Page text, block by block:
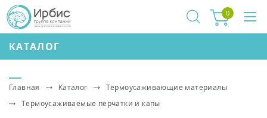
КАТАЛОГ
0
Главная Каталог
Термоусаживающие материалы
Термоусаживаемые перчатки и капы